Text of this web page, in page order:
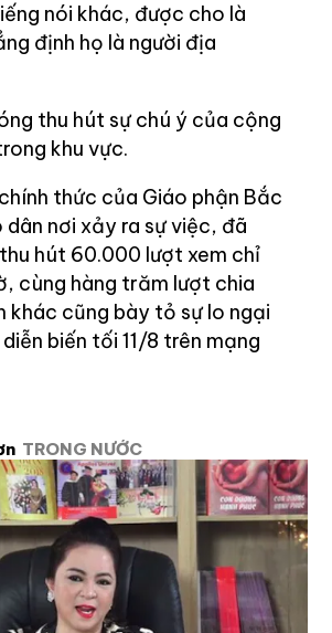
nói khác, được cho là
định họ là người địa
thu hút sự chú ý của cộng
khu vực.
thức của Giáo phận Bắc
dân nơi xảy ra sự việc, đã
hút 60.000 lượt xem chỉ
cùng hàng trăm lượt chia
khác cũng bày tỏ sự lo ngại
biến tối 11/8 trên mạng
TRONG NƯỚC